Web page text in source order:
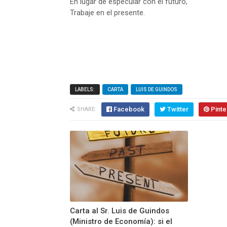
Trabaje en el presente.
LABELS: CARTA LUIS DE GUINDOS
SHARE: Facebook Twitter
Carta al Sr. Luis de Guindos
(Ministro de Economía): si el